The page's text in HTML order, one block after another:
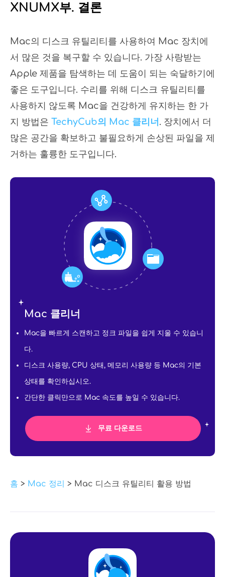
XNUMX부. 결론
Mac의 디스크 유틸리티를 사용하여 Mac 장치에
서 많은 것을 복구할 수 있습니다. 가장 사랑받는
Apple 제품을 탐색하는 데 도움이 되는 숙달하기에
좋은 도구입니다. 수리를 위해 디스크 유틸리티를
사용하지 않도록 Mac을 건강하게 유지하는 한 가
지 방법은 TechyCub의 Mac 클리너 . 장치에서 더
많은 공간을 확보하고 불필요하게 손상된 파일을 제
거하는 훌륭한 도구입니다.
Mac 클리너
Mac을 빠르게 스캔하고 정크 파일을 쉽게 지울 수 있습니
다.
디스크 사용량, CPU 상태, 메모리 사용량 등 Mac의 기본
상태를 확인하십시오.
간단한 클릭만으로 Mac 속도를 높일 수 있습니다.
무료 다운로드
홈 > Mac 정리 > Mac 디스크 유틸리티 활용 방법